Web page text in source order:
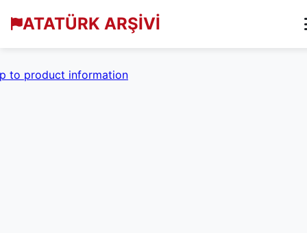
ATATÜRK ARŞİVİ
to product information